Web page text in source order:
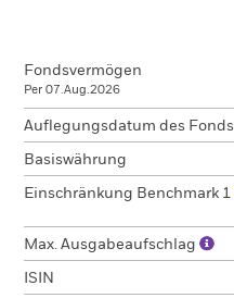
Fondsvermögen
Per 07.Aug.2026
Auflegungsdatum des Fonds
Basiswährung
Einschränkung Benchmark 1
Max. Ausgabeaufschlag
ISIN